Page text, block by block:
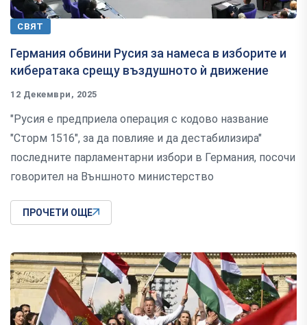
СВЯТ
Германия обвини Русия за намеса в изборите и
кибератака срещу въздушното ѝ движение
12 Декември, 2025
"Русия е предприела операция с кодово название
"Сторм 1516", за да повлияе и да дестабилизира"
последните парламентарни избори в Германия, посочи
говорител на Външното министерство
ПРОЧЕТИ ОЩЕ